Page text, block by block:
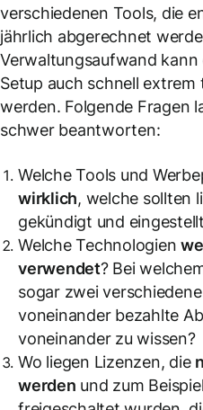
verschiedenen Tools, die
jährlich abgerechnet
Verwaltungsaufwand
Setup auch schnell
werden. Folgende Fragen
schwer beantworten:
Welche Tools und
wirklich, welche sollten
gekündigt und
Welche Technologien
verwendet? Bei
sogar zwei
voneinander bezahlte
voneinander zu wissen?
Wo liegen Lizenzen, die
werden und zum